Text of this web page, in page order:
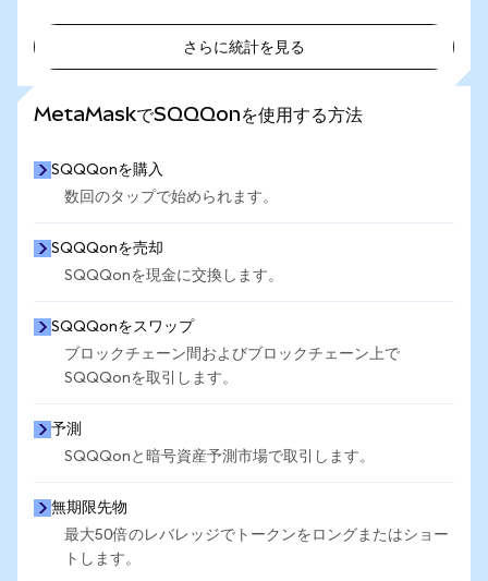
さらに統計を見る
MetaMaskでSQQQonを使用する方法
SQQQonを購入
数回のタップで始められます。
SQQQonを売却
SQQQonを現金に交換します。
SQQQonをスワップ
ブロックチェーン間およびブロックチェーン上で
SQQQonを取引します。
予測
SQQQonと暗号資産予測市場で取引します。
無期限先物
最大50倍のレバレッジでトークンをロングまたはショー
トします。